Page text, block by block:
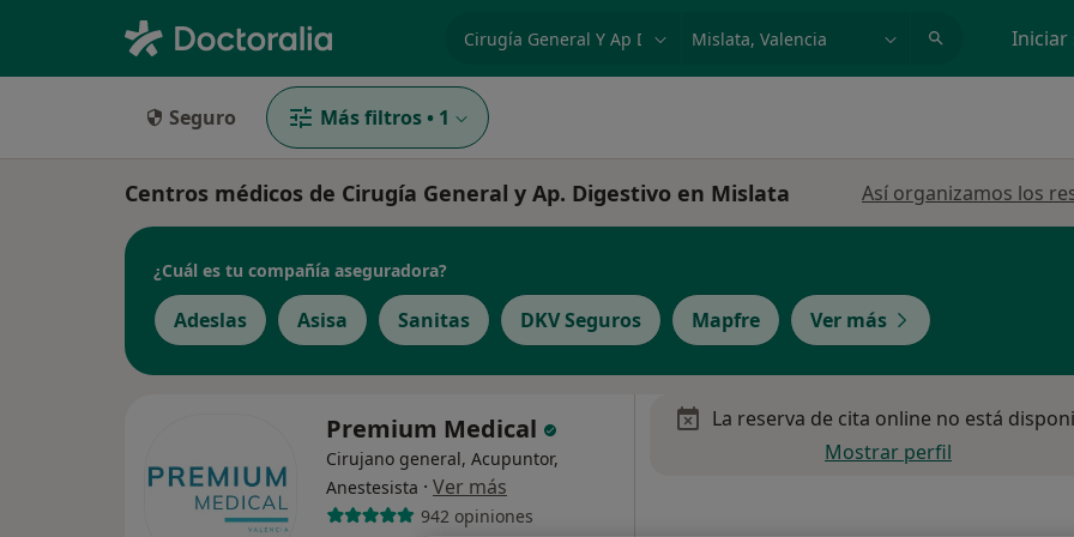
especialidad, enfermedad o nombre Iniciar
Seguro Más filtros • 1
Centros médicos de Cirugía General y Ap. Digestivo en Mislata Así organizamos los
¿Cuál es tu compañía aseguradora?
Adeslas Asisa Sanitas DKV Seguros Mapfre Ver más
Premium Medical
Cirujano general, Acupuntor,
Anestesista · Ver más
942 opiniones
La reserva de cita online no está
Mostrar perfil